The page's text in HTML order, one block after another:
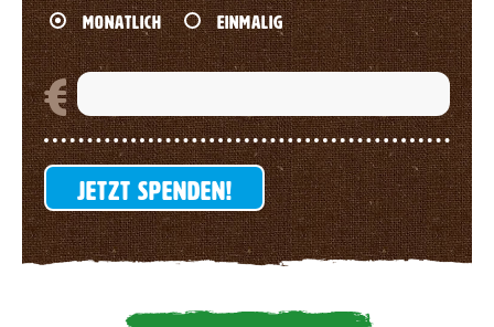
MONATLICH EINMALIG
JETZT SPENDEN!